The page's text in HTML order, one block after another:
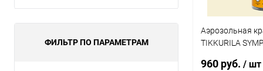
ФИЛЬТР ПО ПАРАМЕТРАМ
Аэрозольная
TIKKURILA
960 руб. / шт